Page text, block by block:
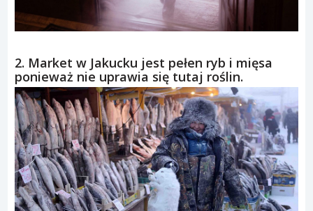
2. Market w Jakucku jest pełen ryb i mięsa
ponieważ nie uprawia się tutaj roślin.